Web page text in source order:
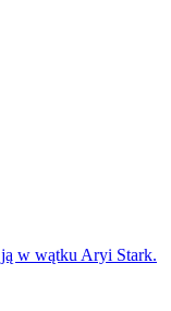
w wątku Aryi Stark.